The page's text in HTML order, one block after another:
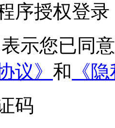
序授权登录
示您已同
议》 和 《
码